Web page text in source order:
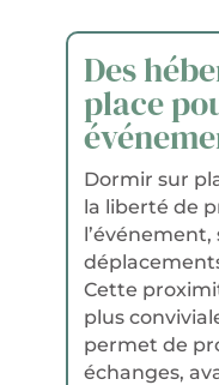
Des
place
Dormir sur
la liberté de
l’événement,
Cette
plus
permet de
échanges,